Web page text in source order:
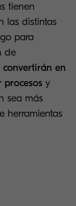
tienen
las distintas
para
de
convertirán en
y
sea más
herramientas